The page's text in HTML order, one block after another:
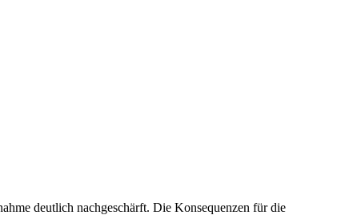
deutlich nachgeschärft. Die Konsequenzen für die